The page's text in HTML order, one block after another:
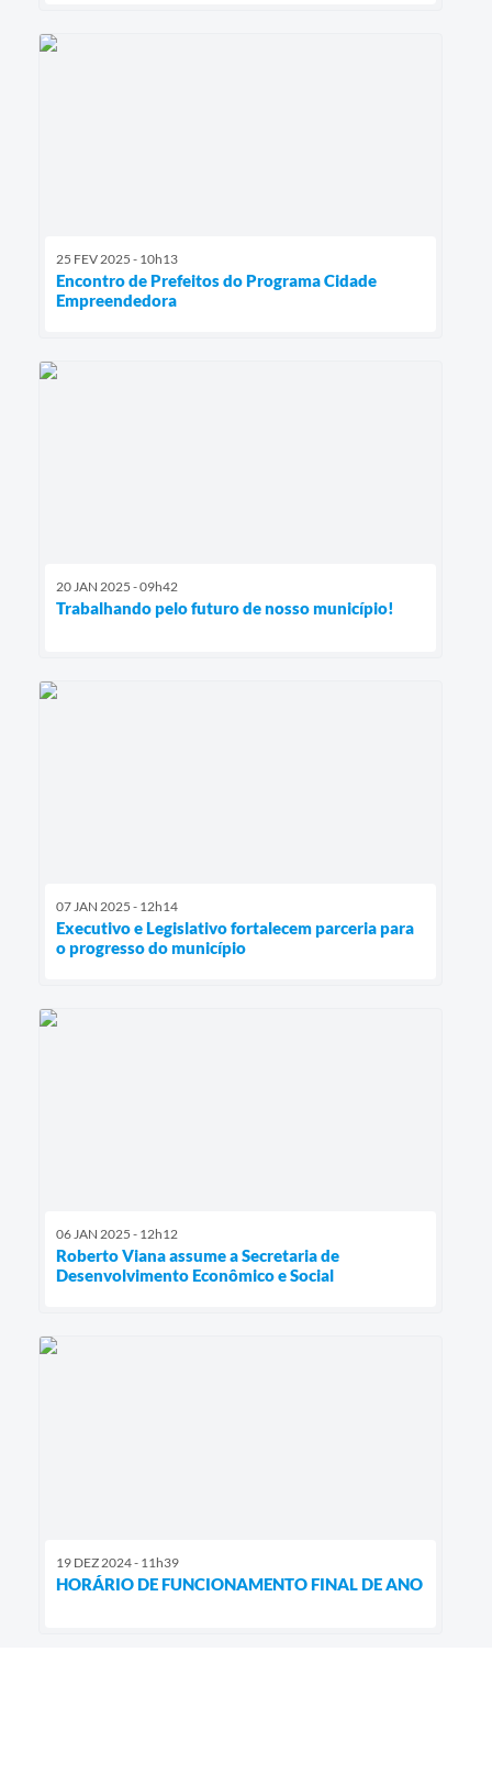
25 FEV 2025 - 10h13
Encontro de Prefeitos do Programa Cidade
Empreendedora
20 JAN 2025 - 09h42
Trabalhando pelo futuro de nosso município!
07 JAN 2025 - 12h14
Executivo e Legislativo fortalecem parceria para
o progresso do município
06 JAN 2025 - 12h12
Roberto Viana assume a Secretaria de
Desenvolvimento Econômico e Social
19 DEZ 2024 - 11h39
HORÁRIO DE FUNCIONAMENTO FINAL DE ANO